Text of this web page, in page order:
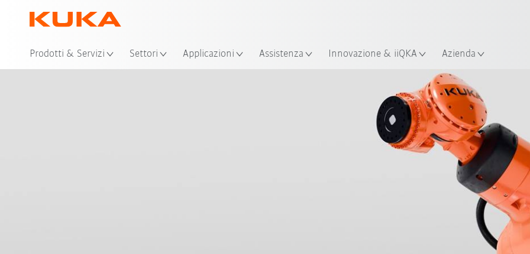
Prodotti & Servizi Settori Applicazioni Assistenza Innovazione & iiQKA Azienda